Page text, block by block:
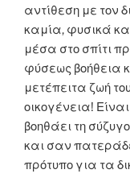
αντίθεση με τον
καμία, φυσικά
μέσα στο σπίτι
φύσεως βοήθεια
μετέπειτα ζωή
οικογένεια!
βοηθάει τη
και σαν
πρότυπο για τα